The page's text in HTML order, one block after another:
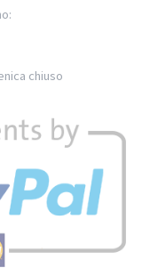
chiuso